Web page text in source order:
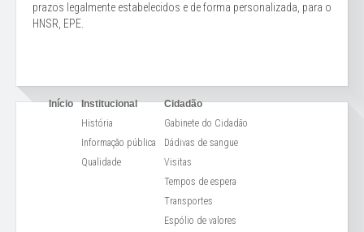
prazos legalmente estabelecidos e de forma personalizada, para o
HNSR, EPE.
Início
Institucional
História
Informação pública
Qualidade
Cidadão
Gabinete do Cidadão
Dádivas de sangue
Visitas
Tempos de espera
Transportes
Espólio de valores